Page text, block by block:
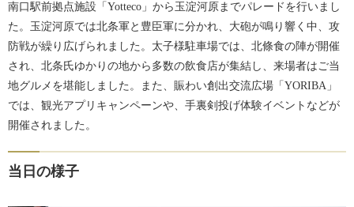
南口駅前拠点施設「Yotteco」から玉淀河原までパレードを行いまし
た。玉淀河原では北条軍と豊臣軍に分かれ、大砲が鳴り響く中、攻
防戦が繰り広げられました。太子様駐車場では、北條食の陣が開催
され、北条氏ゆかりの地から多数の飲食店が集結し、来場者はご当
地グルメを堪能しました。また、賑わい創出交流広場「YORIBA」
では、観光アプリキャンペーンや、手裏剣投げ体験イベントなどが
開催されました。
当日の様子